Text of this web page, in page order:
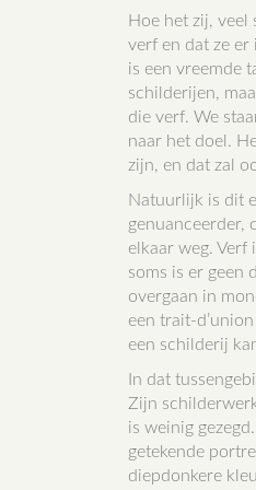
Hoe het zij, veel
verf en dat ze er
is een vreemde
schilderijen,
die verf. We
naar het doel.
zijn, en dat zal
Natuurlijk is dit
genuanceerder,
elkaar weg.
soms is er geen
overgaan in
een trait-
een schilderij
In dat
Zijn
is weinig
getekende
diepdonkere